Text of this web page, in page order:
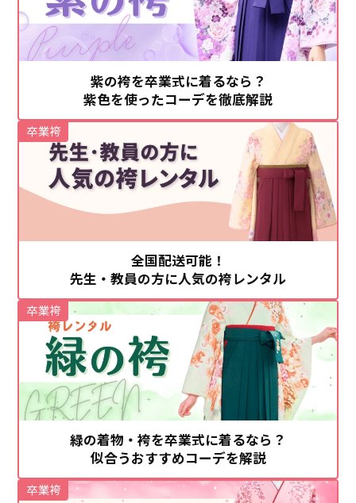
紫の袴を卒業式に着るなら？
紫色を使ったコーデを徹底解説
全国配送可能！
先生・教員の方に人気の袴レンタル
卒業袴
緑の着物・袴を卒業式に着るなら？
似合うおすすめコーデを解説
卒業袴
卒業袴